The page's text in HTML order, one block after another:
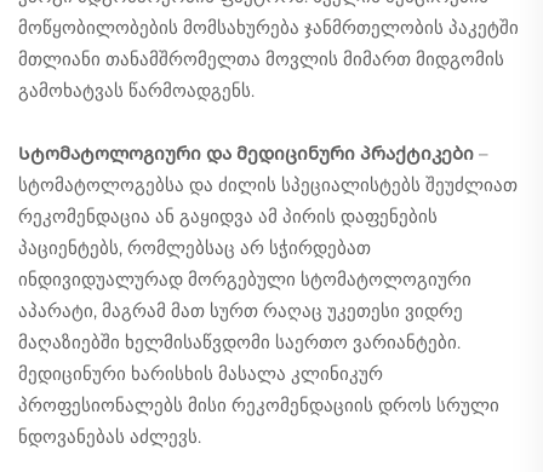
მოწყობილობების მომსახურება ჯანმრთელობის პაკეტში
მთლიანი თანამშრომელთა მოვლის მიმართ მიდგომის
გამოხატვას წარმოადგენს.
Სტომატოლოგიური და მედიცინური პრაქტიკები –
სტომატოლოგებსა და ძილის სპეციალისტებს შეუძლიათ
რეკომენდაცია ან გაყიდვა ამ პირის დაფენების
პაციენტებს, რომლებსაც არ სჭირდებათ
ინდივიდუალურად მორგებული სტომატოლოგიური
აპარატი, მაგრამ მათ სურთ რაღაც უკეთესი ვიდრე
მაღაზიებში ხელმისაწვდომი საერთო ვარიანტები.
მედიცინური ხარისხის მასალა კლინიკურ
პროფესიონალებს მისი რეკომენდაციის დროს სრული
ნდოვანებას აძლევს.